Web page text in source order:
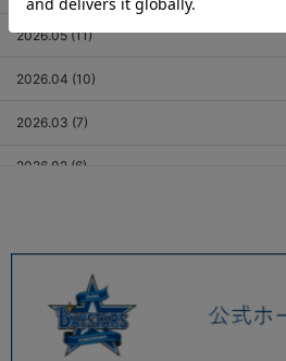
2026.05 (11)
2026.04 (10)
2026.03 (7)
2026.02 (6)
2025.12 (3)
2025.11 (6)
2025.10 (5)